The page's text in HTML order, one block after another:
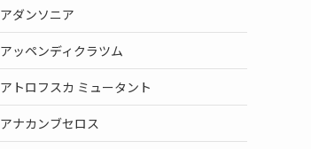
アダンソニア
アッペンディクラツム
アトロフスカ ミュータント
アナカンブセロス